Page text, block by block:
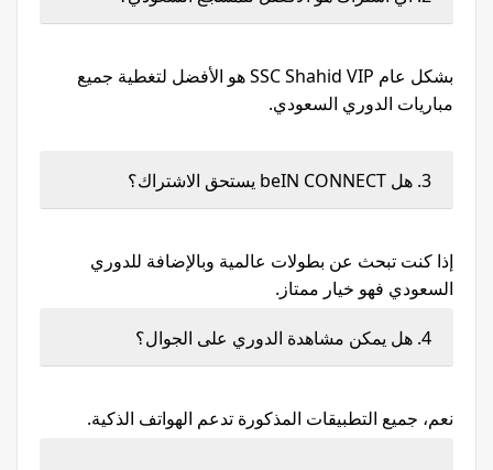
بشكل عام SSC Shahid VIP هو الأفضل لتغطية جميع
مباريات الدوري السعودي.
3. هل beIN CONNECT يستحق الاشتراك؟
إذا كنت تبحث عن بطولات عالمية وبالإضافة للدوري
السعودي فهو خيار ممتاز.
4. هل يمكن مشاهدة الدوري على الجوال؟
نعم، جميع التطبيقات المذكورة تدعم الهواتف الذكية.